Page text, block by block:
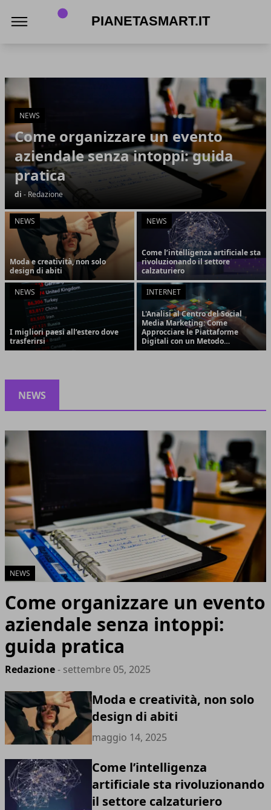
Articoli in Evidenza
NEWS
Come organizzare un evento
aziendale senza intoppi: guida
pratica
di - Redazione
NEWS
Moda e creatività, non solo
design di abiti
NEWS
Come l’intelligenza artificiale sta
rivoluzionando il settore
calzaturiero
NEWS
I migliori paesi all’estero dove
trasferirsi
INTERNET
L'Analisi al Centro del Social
Media Marketing: Come
Approcciare le Piattaforme
Digitali con un Metodo
Strategico e Orientato ai
NEWS
NEWS
Come organizzare un evento
aziendale senza intoppi:
guida pratica
Redazione- settembre 05, 2025
Moda e creatività, non solo
design di abiti
maggio 14, 2025
Come l’intelligenza
artificiale sta rivoluzionando
il settore calzaturiero